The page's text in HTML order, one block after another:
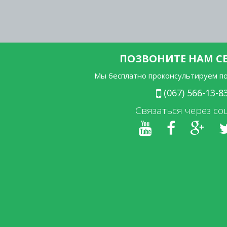
ПОЗВОНИТЕ НАМ
Мы бесплатно проконсультируем
(067) 566-13-
Связаться через